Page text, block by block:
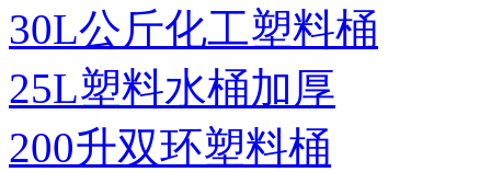
30L公斤化工塑料桶
25L塑料水桶加厚
200升双环塑料桶